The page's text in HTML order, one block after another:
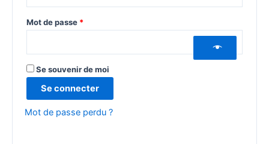
Mot de passe *
Se souvenir de moi
Se connecter
Mot de passe perdu ?